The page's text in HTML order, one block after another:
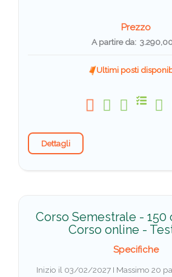
Prezzo
A partire da:
Ultimi posti
Dettagli
Corso Semestrale - 150
Corso online -
Specifiche
Inizio il 03/02/2027 I Massimo 20